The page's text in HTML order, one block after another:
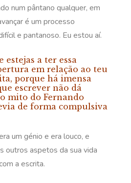
num pântano qualquer, em
é um processo
e pantanoso. Eu estou aí.
estejas a ter essa
em relação ao teu
porque há imensa
escrever não dá
mito do Fernando
de forma compulsiva
um génio e era louco, e
outros aspetos da sua vida
a escrita.